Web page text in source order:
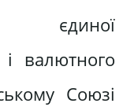
єдиної
валютного
Союзі